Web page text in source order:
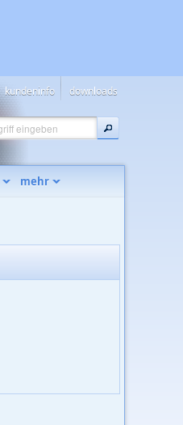
kundeninfo downloads
mehr